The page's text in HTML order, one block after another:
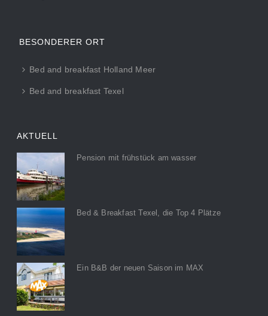
BESONDERER ORT
Bed and breakfast Holland Meer
Bed and breakfast Texel
AKTUELL
Pension mit frühstück am wasser
Bed & Breakfast Texel, die Top 4 Plätze
Ein B&B der neuen Saison im MAX